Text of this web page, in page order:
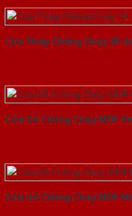
Cửa Thép Chống Cháy 2P
Cửa Gỗ Chống Cháy MDF
Cửa Gỗ Chống Cháy MDF